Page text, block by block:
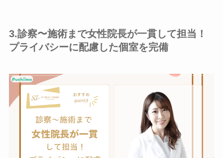
3.診察〜施術まで女性院長が一貫して担当！
プライバシーに配慮した個室を完備